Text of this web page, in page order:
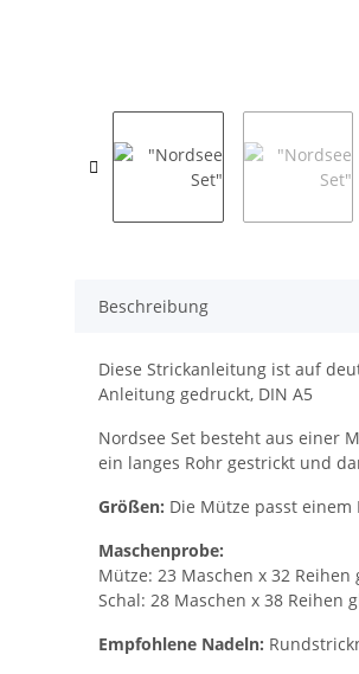
Beschreibung
Diese Strickanleitung ist auf
Anleitung gedruckt, DIN A5
Nordsee Set besteht aus einer
ein langes Rohr gestrickt und
Größen: Die Mütze passt
Maschenprobe:
Mütze: 23 Maschen x 32
Schal: 28 Maschen x 38 Reihen
Empfohlene Nadeln: